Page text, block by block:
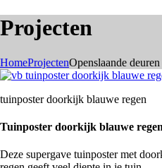
Projecten
HomeProjectenOpenslaande
tuinposter doorkijk blauwe regen
Tuinposter doorkijk blauwe regen
Deze supergave tuinposter met